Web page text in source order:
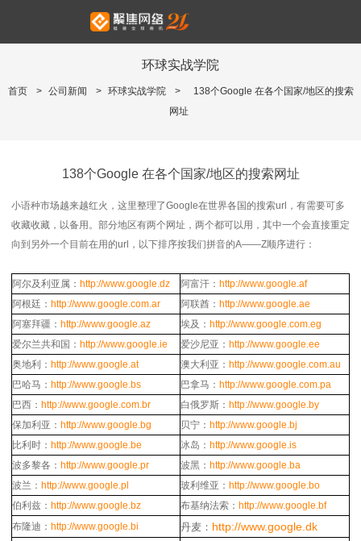
环球实战学院
首页 > 公司新闻 > 环球实战学院 >
138个Google 在各个国家/地区的搜索
网址
138个Google 在各个国家/地区的搜索网址
小语种市场越来越红火，这里整理了Google在世界各国的搜索url，有需要可多
收藏收藏，以备用。部分地区有两个网址，两个都可以用，其中一个会直接重定
向到另外一个目前在用的url，以下排序按我们拼音的A——Z顺序进行：
阿尔及利亚属： http://www.google.dz 阿富汗： http://www.google.af
阿根廷： http://www.google.com.ar 阿联酋： http://www.google.ae
阿塞拜疆： http://www.google.az 埃及： http://www.google.com.eg
爱尔兰共和国： http://www.google.ie 爱沙尼亚： http://www.google.ee
奥地利： http://www.google.at 澳大利亚： http://www.google.com.au
巴哈马： http://www.google.bs 巴拿马： http://www.google.com.pa
巴西： http://www.google.com.br 白俄罗斯： http://www.google.by
保加利亚： http://www.google.bg 贝宁： http://www.google.bj
比利时： http://www.google.be 冰岛： http://www.google.is
波多黎各： http://www.google.pr 波黑： http://www.google.ba
波兰： http://www.google.pl 玻利维亚： http://www.google.bo
伯利兹： http://www.google.bz 布基纳法索： http://www.google.bf
布隆迪： http://www.google.bi 丹麦： http://www.google.dk